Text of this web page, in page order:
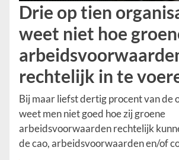
Drie op tien
weet niet hoe
rechtelijk in te
Bij maar liefst dertig procent van de
weet men niet goed hoe zij groene
arbeidsvoorwaarden rechtelijk
de cao, arbeidsvoorwaarden en/of